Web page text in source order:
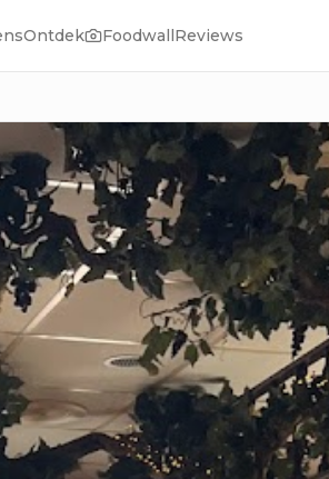
Ontdek FoodwallReviews